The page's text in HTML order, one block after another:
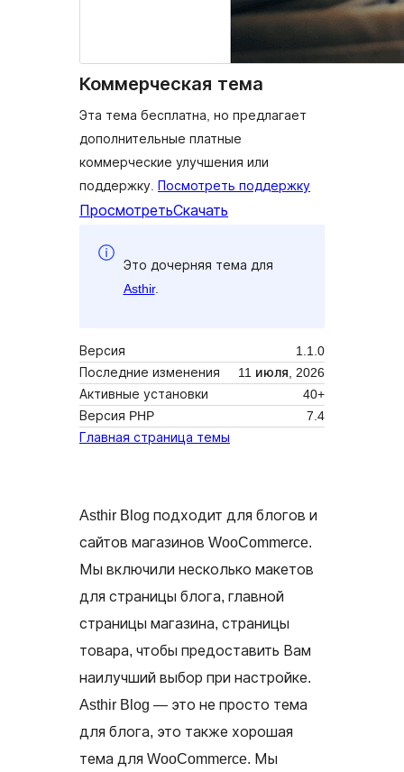
Коммерческая тема
Эта тема бесплатна, но предлагает
дополнительные платные
коммерческие улучшения или
поддержку. Посмотреть поддержку
ПросмотретьСкачать
Это дочерняя тема для
Asthir.
Версия
1.1.0
Последние изменения
11 июля, 2026
Активные установки
40+
Версия PHP
7.4
Главная страница темы
Asthir Blog подходит для блогов и
сайтов магазинов WooCommerce.
Мы включили несколько макетов
для страницы блога, главной
страницы магазина, страницы
товара, чтобы предоставить Вам
наилучший выбор при настройке.
Asthir Blog — это не просто тема
для блога, это также хорошая
тема для WooCommerce. Мы